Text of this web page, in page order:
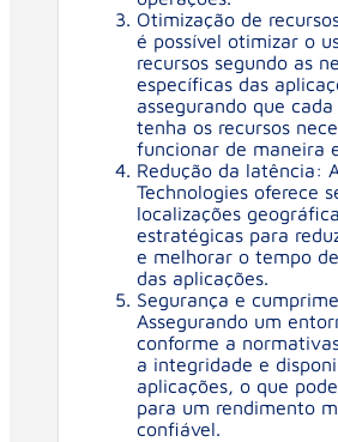
Otimização de
é possível otimizar o
recursos segundo as
específicas das
assegurando que
tenha os recursos
funcionar de maneira
Redução da latência:
Technologies oferece
localizações
estratégicas para
e melhorar o tempo
das aplicações.
Segurança e
Assegurando um
conforme a
a integridade e
aplicações, o que
para um rendimento
confiável.